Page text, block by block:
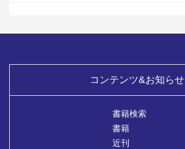
コンテンツ&お知らせ
書籍検索
書籍
近刊